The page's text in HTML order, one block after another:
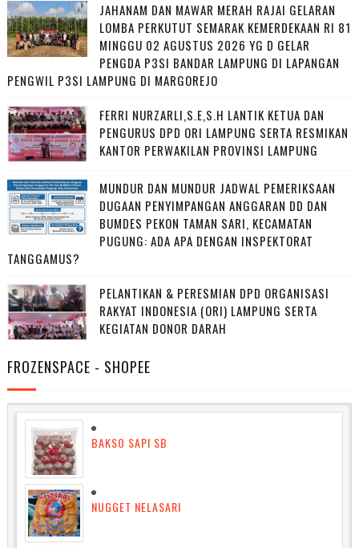
JAHANAM DAN MAWAR MERAH RAJAI GELARAN
LOMBA PERKUTUT SEMARAK KEMERDEKAAN RI 81
MINGGU 02 AGUSTUS 2026 YG D GELAR
PENGDA P3SI BANDAR LAMPUNG DI LAPANGAN
PENGWIL P3SI LAMPUNG DI MARGOREJO
FERRI NURZARLI,S.E,S.H LANTIK KETUA DAN
PENGURUS DPD ORI LAMPUNG SERTA RESMIKAN
KANTOR PERWAKILAN PROVINSI LAMPUNG
MUNDUR DAN MUNDUR JADWAL PEMERIKSAAN
DUGAAN PENYIMPANGAN ANGGARAN DD DAN
BUMDES PEKON TAMAN SARI, KECAMATAN
PUGUNG: ADA APA DENGAN INSPEKTORAT
TANGGAMUS?
PELANTIKAN & PERESMIAN DPD ORGANISASI
RAKYAT INDONESIA (ORI) LAMPUNG SERTA
KEGIATAN DONOR DARAH
FROZENSPACE - SHOPEE
BAKSO SAPI SB
NUGGET NELASARI